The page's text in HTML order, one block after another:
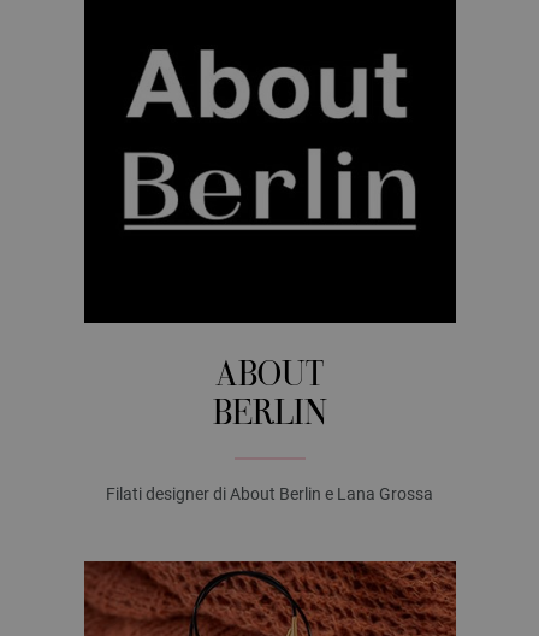
ABOUT
BERLIN
Filati designer di About Berlin e Lana Grossa